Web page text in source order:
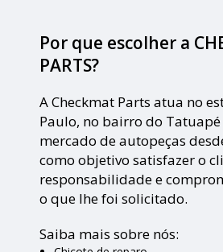
Por que escolher a
PARTS?
A Checkmat Parts atua no
Paulo, no bairro do Tatuapé
mercado de autopeças
como objetivo satisfazer o
responsabilidade e
o que lhe foi solicitado.
Saiba mais sobre nós: